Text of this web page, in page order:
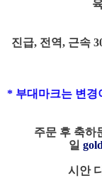
진급, 전역, 근속
* 부대마크는 변경
주문 후 축하
일
시안